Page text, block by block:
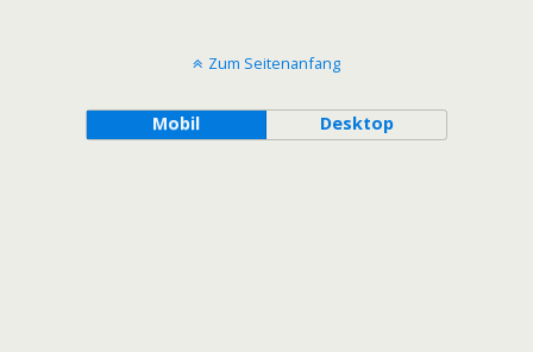
Zum Seitenanfang
Mobil Desktop